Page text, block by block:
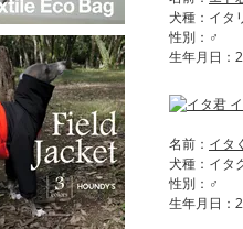
犬種：イタ
性別：♂
生年月日：
名前： イタ
犬種：イタ
性別：♂
生年月日：